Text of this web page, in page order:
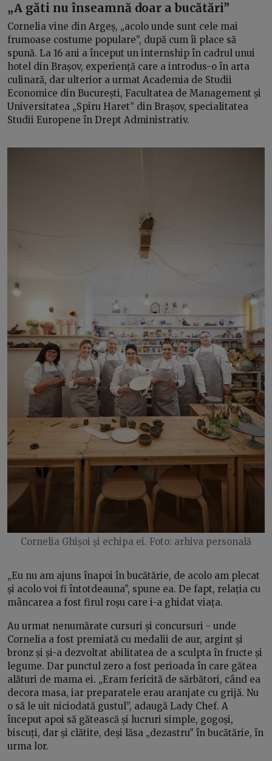
„A găti nu înseamnă doar a bucătări”
Cornelia vine din Argeș, „acolo unde sunt cele mai
frumoase costume populare”, după cum îi place să
spună. La 16 ani a început un internship în cadrul unui
hotel din Brașov, experiență care a introdus-o în arta
culinară, dar ulterior a urmat Academia de Studii
Economice din București, Facultatea de Management și
Universitatea „Spiru Haret” din Brașov, specialitatea
Studii Europene în Drept Administrativ.
Cornelia Ghișoi și echipa ei. Foto: arhiva personală
„Eu nu am ajuns înapoi în bucătărie, de acolo am plecat
și acolo voi fi întotdeauna”, spune ea. De fapt, relația cu
mâncarea a fost firul roșu care i-a ghidat viața.
Au urmat nenumărate cursuri și concursuri - unde
Cornelia a fost premiată cu medalii de aur, argint și
bronz și și-a dezvoltat abilitatea de a sculpta în fructe și
legume. Dar punctul zero a fost perioada în care gătea
alături de mama ei. „Eram fericită de sărbători, când ea
decora masa, iar preparatele erau aranjate cu grijă. Nu
o să le uit niciodată gustul”, adaugă Lady Chef. A
început apoi să gătească și lucruri simple, gogoși,
biscuți, dar și clătite, deși lăsa „dezastru” în bucătărie, în
urma lor.